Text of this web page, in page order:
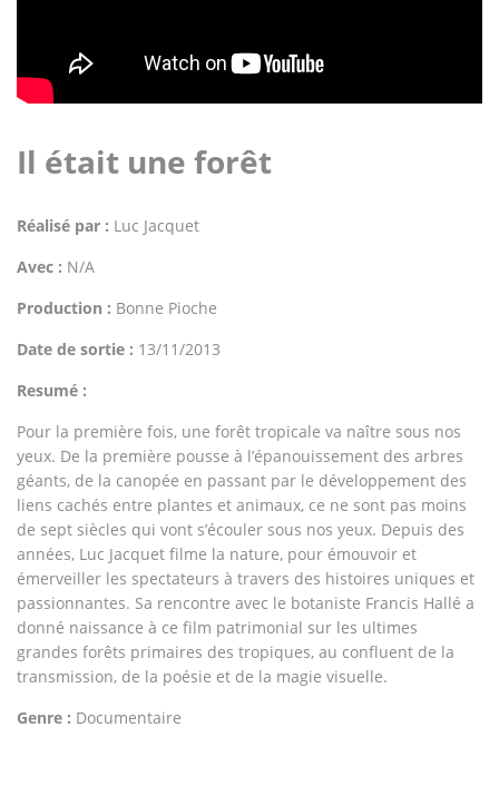
Il était une forêt
Réalisé par : Luc Jacquet
Avec : N/A
Production : Bonne Pioche
Date de sortie : 13/11/2013
Resumé :
Pour la première fois, une forêt tropicale va naître sous nos
yeux. De la première pousse à l’épanouissement des arbres
géants, de la canopée en passant par le développement des
liens cachés entre plantes et animaux, ce ne sont pas moins
de sept siècles qui vont s’écouler sous nos yeux. Depuis des
années, Luc Jacquet filme la nature, pour émouvoir et
émerveiller les spectateurs à travers des histoires uniques et
passionnantes. Sa rencontre avec le botaniste Francis Hallé a
donné naissance à ce film patrimonial sur les ultimes
grandes forêts primaires des tropiques, au confluent de la
transmission, de la poésie et de la magie visuelle.
Genre : Documentaire